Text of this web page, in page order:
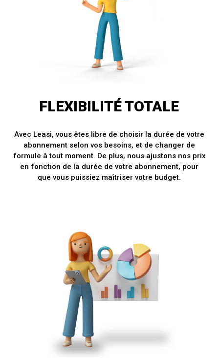
FLEXIBILITÉ TOTALE
Avec Leasi, vous êtes libre de choisir la durée de votre
abonnement selon vos besoins, et de changer de
formule à tout moment. De plus, nous ajustons nos prix
en fonction de la durée de votre abonnement, pour
que vous puissiez maîtriser votre budget.